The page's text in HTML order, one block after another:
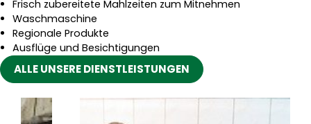
Frisch zubereitete Mahlzeiten zum Mitnehmen
Waschmaschine
Regionale Produkte
Ausflüge und Besichtigungen
ALLE UNSERE DIENSTLEISTUNGEN